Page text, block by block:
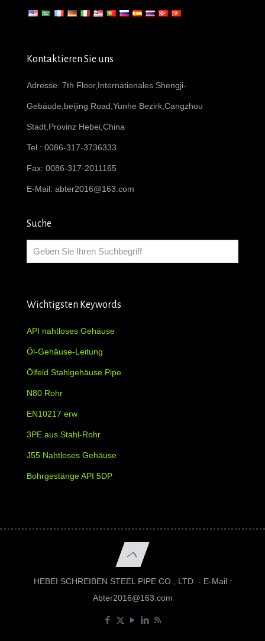
Kontaktieren Sie uns
Adresse: 7th Floor,Internationales Shengji-
Gebäude,beijing Road,Yunhe Bezirk,Cangzhou
Stadt,Provinz Hebei,China
Tel : 0086-317-3736333
Fax: 0086-317-2011165
E-Mail: abter2016@163.com
Suche
Wichtigsten Keywords
API nahtloses Gehäuse
Öl-Gehäuse-Leitung
Ölfeld Stahlgehäuse Pipe
N80 Rohr
EN10217 erw
3PE aus Stahl-Rohr
J55 Nahtloses Gehäuse
Bohrgestänge API 5DP
HEBEI SCHREIBEN STEEL PIPE CO., LTD. - E-Mail :
Abter2016@163.com